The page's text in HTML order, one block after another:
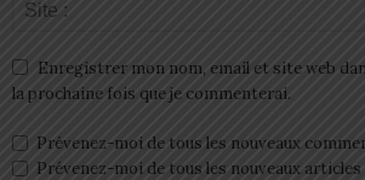
Enregistrer mon nom, email et site web
la prochaine fois que je commenterai.
Prévenez-moi de tous les nouveaux
Prévenez-moi de tous les nouveaux